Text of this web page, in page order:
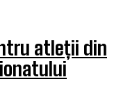
atleții din